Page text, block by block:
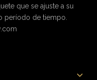
que se ajuste a su
período de tiempo.